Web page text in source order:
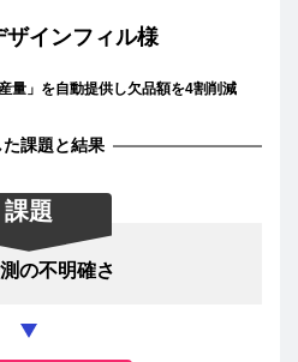
ザインフィル様
量」を自動提供し欠品額を4割削減
課題と結果
課題
の不明確さ